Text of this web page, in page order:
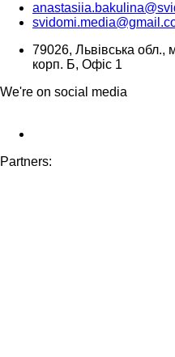
79026, Львівська обл.,
корп. Б, Офіс 1
We're on social media
Partners: